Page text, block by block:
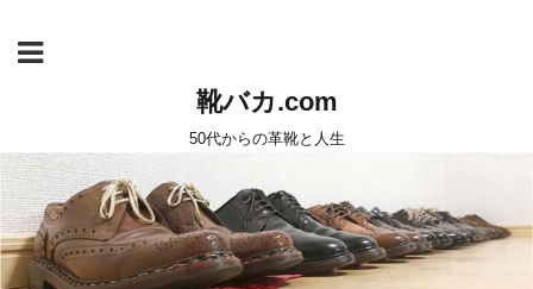
靴バカ.com
50代からの革靴と人生